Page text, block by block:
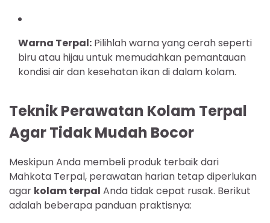
Warna Terpal: Pilihlah warna yang cerah seperti
biru atau hijau untuk memudahkan pemantauan
kondisi air dan kesehatan ikan di dalam kolam.
Teknik Perawatan Kolam Terpal
Agar Tidak Mudah Bocor
Meskipun Anda membeli produk terbaik dari
Mahkota Terpal, perawatan harian tetap diperlukan
agar kolam terpal Anda tidak cepat rusak. Berikut
adalah beberapa panduan praktisnya: